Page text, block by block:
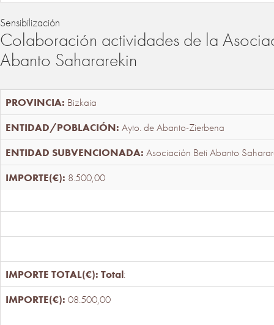
Sensibilización
Colaboración actividades de la
Abanto Sahararekin
Bizkaia
Ayto. de Abanto-Zierbena
Asociación Beti Abanto
8.500,00
Total:
08.500,00